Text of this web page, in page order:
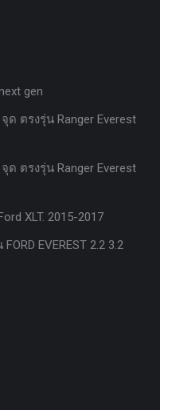
gen
ตรงรุ่น Ranger Everest
ตรงรุ่น Ranger Everest
XLT. 2015-2017
EVEREST 2.2 3.2